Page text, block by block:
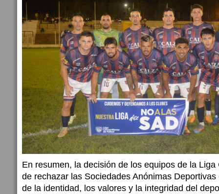
En resumen, la decisión de los equipos de la
de rechazar las Sociedades Anónimas
de la identidad, los valores y la integridad del